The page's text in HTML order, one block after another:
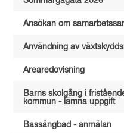
Ansökan om
Användning av
Arearedovisning
Barns skolgång i
kommun - lämna uppgift
Bassängbad - anmälan